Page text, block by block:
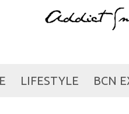
LIFESTYLE BCN